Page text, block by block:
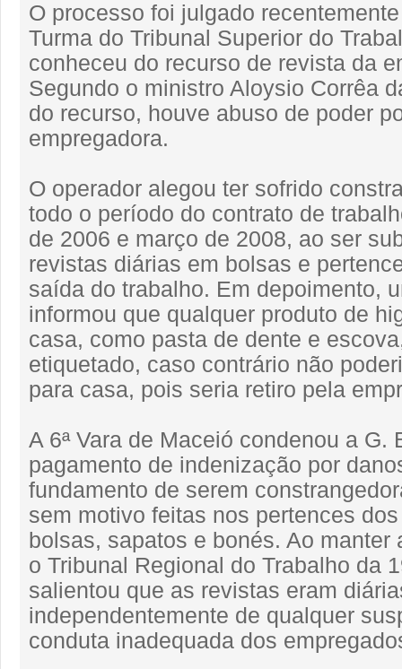
O processo foi julgado
Turma do Tribunal Superior do
conheceu do recurso de revista da
Segundo o ministro Aloysio Corrêa
do recurso, houve abuso de poder
empregadora.
O operador alegou ter sofrido
todo o período do contrato de
de 2006 e março de 2008, ao ser
revistas diárias em bolsas e
saída do trabalho. Em depoimento,
informou que qualquer produto de
casa, como pasta de dente e
etiquetado, caso contrário não
para casa, pois seria retiro pela
A 6ª Vara de Maceió condenou a G.
pagamento de indenização por
fundamento de serem
sem motivo feitas nos pertences
bolsas, sapatos e bonés. Ao manter
o Tribunal Regional do Trabalho da
salientou que as revistas eram
independentemente de qualquer
conduta inadequada dos